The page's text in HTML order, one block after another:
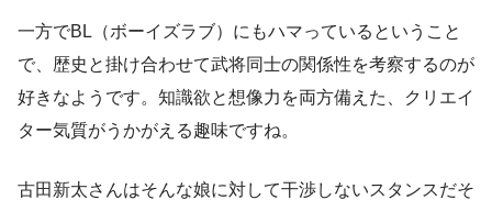
一方でBL（ボーイズラブ）にもハマっているということ
で、歴史と掛け合わせて武将同士の関係性を考察するのが
好きなようです。知識欲と想像力を両方備えた、クリエイ
ター気質がうかがえる趣味ですね。
古田新太さんはそんな娘に対して干渉しないスタンスだそ